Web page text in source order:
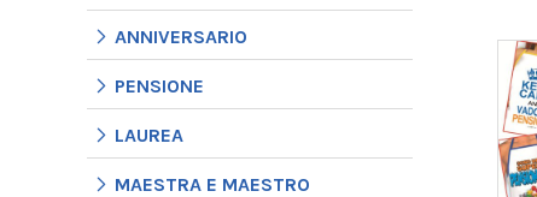
ANNIVERSARIO
PENSIONE
LAUREA
MAESTRA E MAESTRO